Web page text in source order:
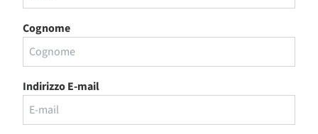
Cognome
Indirizzo E-mail